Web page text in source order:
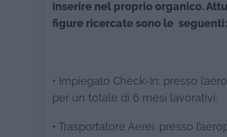
inserire nel proprio organico.
figure ricercate sono le seguenti:
• Impiegato Check-In: presso
per un totale di 6 mesi lavorativi.
• Trasportatore Aerei: presso